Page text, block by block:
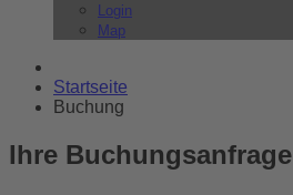
Login
Map
Startseite
Buchung
Ihre Buchungsanfrage